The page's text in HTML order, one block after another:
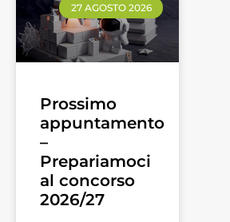
27 AGOSTO 2026
Prossimo
appuntamento
–
Prepariamoci
al concorso
2026/27